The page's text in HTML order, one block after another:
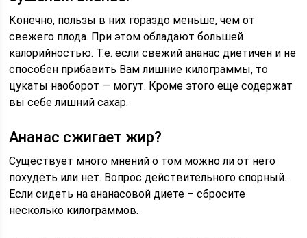
Конечно, пользы в них гораздо меньше, чем от
свежего плода. При этом обладают большей
калорийностью. Т.е. если свежий ананас диетичен и не
способен прибавить Вам лишние килограммы, то
цукаты наоборот — могут. Кроме этого еще содержат
вы себе лишний сахар.
Ананас сжигает жир?
Существует много мнений о том можно ли от него
похудеть или нет. Вопрос действительного спорный.
Если сидеть на ананасовой диете – сбросите
несколько килограммов.